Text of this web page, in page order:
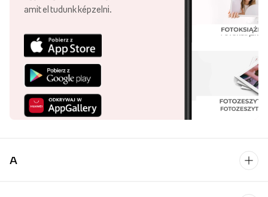
amit el tudunk képzelni.
A